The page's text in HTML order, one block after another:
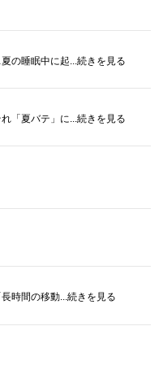
の睡眠中に起...続きを見る
「夏バテ」に...続きを見る
時間の移動...続きを見る